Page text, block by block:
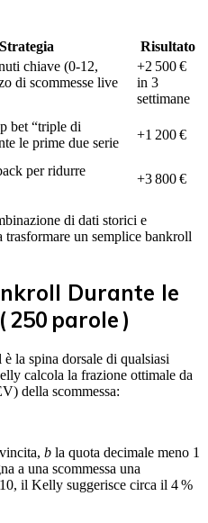
Strategia
Risultato
chiave (0‑12,
di scommesse live
+2 500 €
in 3
settimane
bet “triple di
le prime due serie
+1 200 €
per ridurre
+3 800 €
di dati storici e
un semplice bankroll
Durante le
250 parole )
la spina dorsale di qualsiasi
calcola la frazione ottimale da
della scommessa:
b la quota decimale meno 1
a una scommessa una
il Kelly suggerisce circa il 4 %